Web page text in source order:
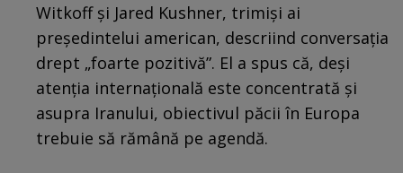
Witkoff și Jared Kushner, trimiși ai
președintelui american, descriind conversația
drept „foarte pozitivă”. El a spus că, deși
atenția internațională este concentrată și
asupra Iranului, obiectivul păcii în Europa
trebuie să rămână pe agendă.